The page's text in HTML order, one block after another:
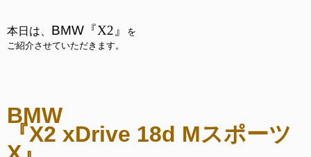
本日は、 BMW 『X2』
を
ご紹介させていただきます。
BMW
『X2 xDrive 18d Mスポーツ